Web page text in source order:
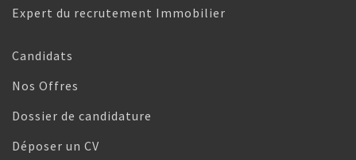
Expert du recrutement Immobilier
Candidats
Nos Offres
Dossier de candidature
Déposer un CV